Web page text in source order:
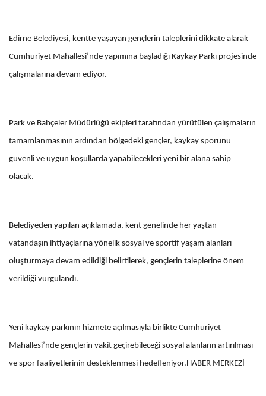
Edirne Belediyesi, kentte yaşayan gençlerin taleplerini dikkate alarak
Cumhuriyet Mahallesi’nde yapımına başladığı Kaykay Parkı projesinde
çalışmalarına devam ediyor.
Park ve Bahçeler Müdürlüğü ekipleri tarafından yürütülen çalışmaların
tamamlanmasının ardından bölgedeki gençler, kaykay sporunu
güvenli ve uygun koşullarda yapabilecekleri yeni bir alana sahip
olacak.
Belediyeden yapılan açıklamada, kent genelinde her yaştan
vatandaşın ihtiyaçlarına yönelik sosyal ve sportif yaşam alanları
oluşturmaya devam edildiği belirtilerek, gençlerin taleplerine önem
verildiği vurgulandı.
Yeni kaykay parkının hizmete açılmasıyla birlikte Cumhuriyet
Mahallesi’nde gençlerin vakit geçirebileceği sosyal alanların artırılması
ve spor faaliyetlerinin desteklenmesi hedefleniyor.HABER MERKEZİ